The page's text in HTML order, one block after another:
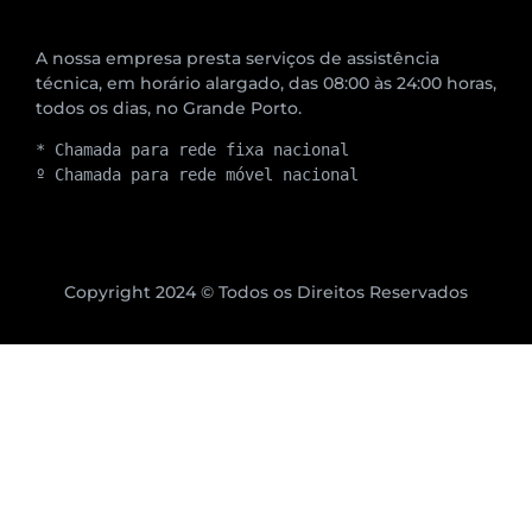
A nossa empresa presta serviços de assistência
técnica, em horário alargado, das 08:00 às 24:00 horas,
todos os dias, no Grande Porto.
* Chamada para rede fixa nacional
º Chamada para rede móvel nacional
Copyright 2024 © Todos os Direitos Reservados